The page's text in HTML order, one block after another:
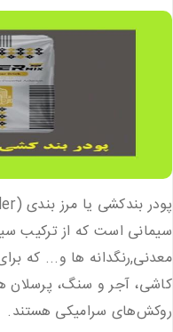
سیمانی است که از ترکیب
معدنی,رنگدانه ها و... که
کاشی، آجر و سنگ، پرسلان
روکش‌های سرامیکی هستند.